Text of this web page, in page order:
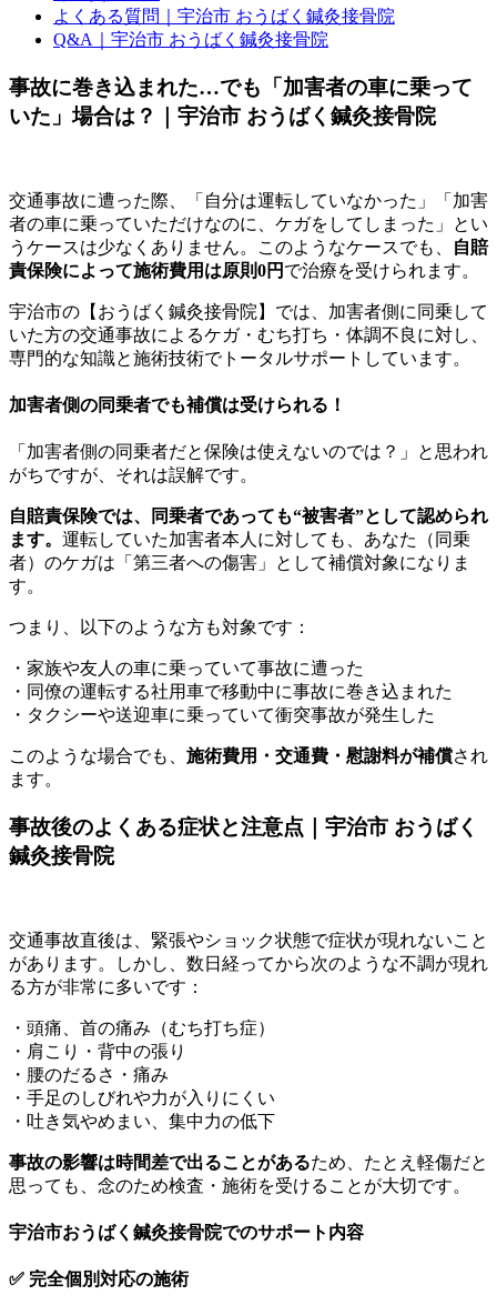
よくある質問｜宇治市 おうばく鍼灸接骨院
Q&A｜宇治市 おうばく鍼灸接骨院
事故に巻き込まれた…でも「加害者の車に乗って
いた」場合は？｜宇治市 おうばく鍼灸接骨院
交通事故に遭った際、「自分は運転していなかった」「加害
者の車に乗っていただけなのに、ケガをしてしまった」とい
うケースは少なくありません。このようなケースでも、
自賠
責保険によって施術費用は原則0円 で治療を受けられます。
宇治市の【おうばく鍼灸接骨院】では、加害者側に同乗して
いた方の交通事故によるケガ・むち打ち・体調不良に対し、
専門的な知識と施術技術でトータルサポートしています。
加害者側の同乗者でも補償は受けられる！
「加害者側の同乗者だと保険は使えないのでは？」と思われ
がちですが、それは誤解です。
自賠責保険では、同乗者であっても“被害者”として認められ
ます。 運転していた加害者本人に対しても、あなた（同乗
者）のケガは「第三者への傷害」として補償対象になりま
す。
つまり、以下のような方も対象です：
・家族や友人の車に乗っていて事故に遭った
・同僚の運転する社用車で移動中に事故に巻き込まれた
・タクシーや送迎車に乗っていて衝突事故が発生した
このような場合でも、 施術費用・交通費・慰謝料が補償され
ます。
事故後のよくある症状と注意点｜宇治市 おうばく
鍼灸接骨院
交通事故直後は、緊張やショック状態で症状が現れないこと
があります。しかし、数日経ってから次のような不調が現れ
る方が非常に多いです：
・頭痛、首の痛み（むち打ち症）
・肩こり・背中の張り
・腰のだるさ・痛み
・手足のしびれや力が入りにくい
・吐き気やめまい、集中力の低下
事故の影響は時間差で出ることがあるため、たとえ軽傷だと
思っても、念のため検査・施術を受けることが大切です。
宇治市おうばく鍼灸接骨院でのサポート内容
✅ 完全個別対応の施術